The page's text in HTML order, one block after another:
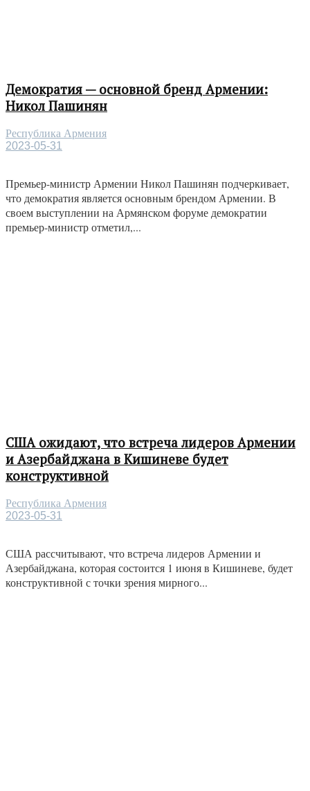
Демократия — основной бренд Армении:
Никол Пашинян
Республика Армения
2023-05-31
Премьер-министр Армении Никол Пашинян подчеркивает,
что демократия является основным брендом Армении. В
своем выступлении на Армянском форуме демократии
премьер-министр отметил,...
США ожидают, что встреча лидеров Армении
и Азербайджана в Кишиневе будет
конструктивной
Республика Армения
2023-05-31
США рассчитывают, что встреча лидеров Армении и
Азербайджана, которая состоится 1 июня в Кишиневе, будет
конструктивной с точки зрения мирного...